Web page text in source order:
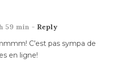
59 min - Reply
C’est pas sympa de
en ligne!